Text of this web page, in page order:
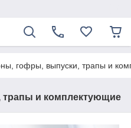
гофры, выпуски, трапы и
и комплектующие